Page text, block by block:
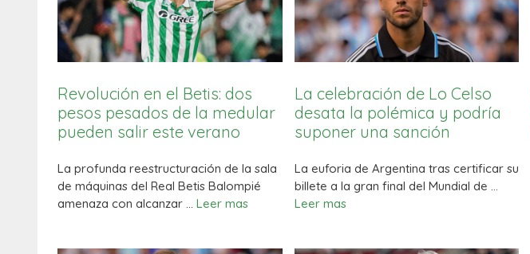
Revolución en el Betis: dos
pesos pesados de la medular
pueden salir este verano
La profunda reestructuración de la sala
de máquinas del Real Betis Balompié
amenaza con alcanzar … Leer mas
La celebración de Lo Celso
desata la polémica y podría
suponer una sanción
La euforia de Argentina tras certificar su
billete a la gran final del Mundial de …
Leer mas